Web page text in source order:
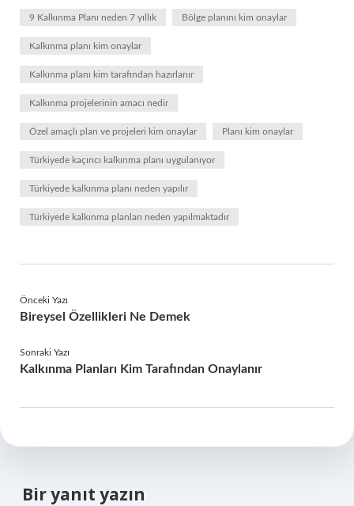
9 Kalkınma Planı neden 7 yıllık Bölge planını kim onaylar
Kalkınma planı kim onaylar
Kalkınma planı kim tarafından hazırlanır
Kalkınma projelerinin amacı nedir
Özel amaçlı plan ve projeleri kim onaylar Planı kim onaylar
Türkiyede kaçıncı kalkınma planı uygulanıyor
Türkiyede kalkınma planı neden yapılır
Türkiyede kalkınma planları neden yapılmaktadır
Önceki Yazı
Bireysel Özellikleri Ne Demek
Sonraki Yazı
Kalkınma Planları Kim Tarafından Onaylanır
Bir yanıt yazın